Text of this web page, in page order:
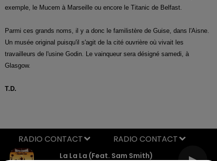
exemple, le Mucem à Marseille ou encore le Titanic de Belfast.
Parmi ces grands noms, il y a donc le familistère de Guise, dans l'Aisne.
Un musée original puisqu'il s'agit de la cité ouvrière où vivait les
travailleurs de l'usine Godin. Le vainqueur sera désigné samedi, à
Glasgow.
T.D.
La La La (feat. Sam Smith)
RADIO CONTACT